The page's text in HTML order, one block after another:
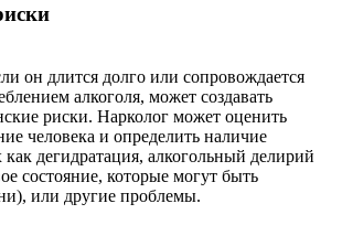
он длится долго или сопровождается
алкоголя, может создавать
риски. Нарколог может оценить
человека и определить наличие
дегидратация, алкогольный делирий
состояние, которые могут быть
или другие проблемы.